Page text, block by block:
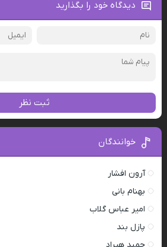
دیدگاه خود را بگذارید
ثبت نظر
خوانندگان
آرون افشار
بهنام بانی
امیر عباس گلاب
پازل بند